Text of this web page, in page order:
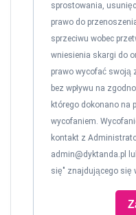
sprostowania,
prawo do
sprzeciwu wobec
wniesienia skargi do
prawo wycofać swoją
bez wpływu na
którego dokonano na
wycofaniem.
kontakt z
admin@dyktanda.pl
się" znajdującego się